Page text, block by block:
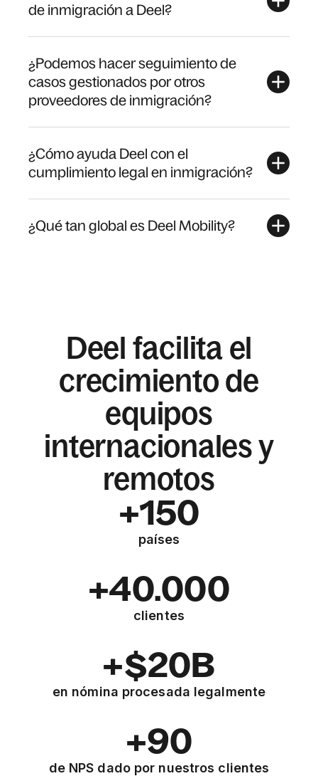
de inmigración a Deel?
¿Podemos hacer seguimiento de
casos gestionados por otros
proveedores de inmigración?
¿Cómo ayuda Deel con el
cumplimiento legal en inmigración?
¿Qué tan global es Deel Mobility?
Deel facilita el
crecimiento de
equipos
internacionales y
remotos
+150
países
+40.000
clientes
+$20B
en nómina procesada legalmente
+90
de NPS dado por nuestros clientes